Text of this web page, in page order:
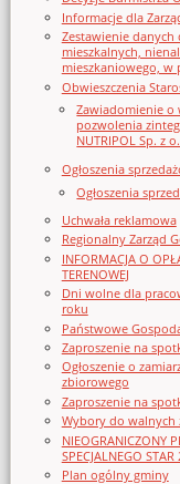
Informacje dla
Zestawienie danych
mieszkalnych,
mieszkaniowego, w
Obwieszczenia
Zawiadomienie o
pozwolenia
NUTRIPOL Sp. z
Ogłoszenia
Ogłoszenia
Uchwała reklamowa
Regionalny Zarząd
INFORMACJA O
TERENOWEJ
Dni wolne dla
roku
Państwowe
Zaproszenie na
Ogłoszenie o
zbiorowego
Zaproszenie na
Wybory do walnych
NIEOGRANICZONY
SPECJALNEGO
Plan ogólny gminy